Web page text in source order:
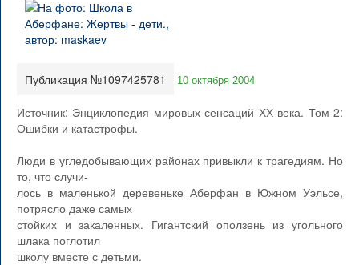
Публикация №1097425781 10 октября 2004
Источник: Энциклопедия мировых сенсаций ХХ века. Том 2:
Ошибки и катастрофы.
Люди в угледобывающих районах привыкли к трагедиям. Но
то, что случи-
лось в маленькой деревеньке Аберфан в Южном Уэльсе,
потрясло даже самых
стойких и закаленных. Гигантский оползень из угольного
шлака поглотил
школу вместе с детьми.